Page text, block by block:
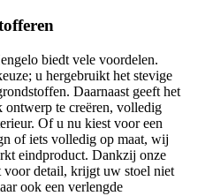
biedt vele voordelen.
u hergebruikt het stevige
Daarnaast geeft het
te creëren, volledig
Of u nu kiest voor een
of iets volledig op maat, wij
eindproduct. Dankzij onze
voor detail, krijgt uw stoel niet
ook een verlengde